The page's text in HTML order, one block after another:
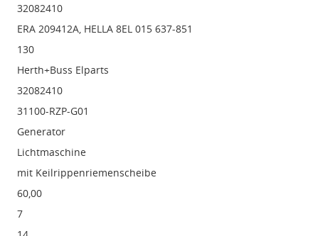
32082410
ERA 209412A, HELLA 8EL 015 637-851
130
Herth+Buss Elparts
32082410
31100-RZP-G01
Generator
Lichtmaschine
mit Keilrippenriemenscheibe
60,00
7